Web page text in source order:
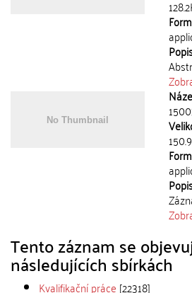
Tento záznam se
následujících sbírkách
Kvalifikační práce [22318]